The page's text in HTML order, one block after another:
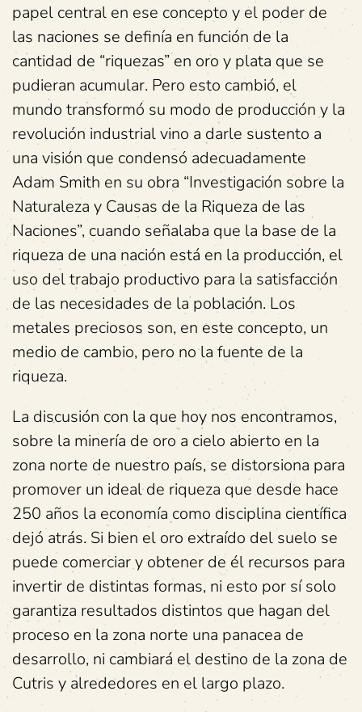
papel central en ese concepto y el poder de
las naciones se definía en función de la
cantidad de “riquezas” en oro y plata que se
pudieran acumular. Pero esto cambió, el
mundo transformó su modo de producción y la
revolución industrial vino a darle sustento a
una visión que condensó adecuadamente
Adam Smith en su obra “Investigación sobre la
Naturaleza y Causas de la Riqueza de las
Naciones”, cuando señalaba que la base de la
riqueza de una nación está en la producción, el
uso del trabajo productivo para la satisfacción
de las necesidades de la población. Los
metales preciosos son, en este concepto, un
medio de cambio, pero no la fuente de la
riqueza.
La discusión con la que hoy nos encontramos,
sobre la minería de oro a cielo abierto en la
zona norte de nuestro país, se distorsiona para
promover un ideal de riqueza que desde hace
250 años la economía como disciplina científica
dejó atrás. Si bien el oro extraído del suelo se
puede comerciar y obtener de él recursos para
invertir de distintas formas, ni esto por sí solo
garantiza resultados distintos que hagan del
proceso en la zona norte una panacea de
desarrollo, ni cambiará el destino de la zona de
Cutris y alrededores en el largo plazo.